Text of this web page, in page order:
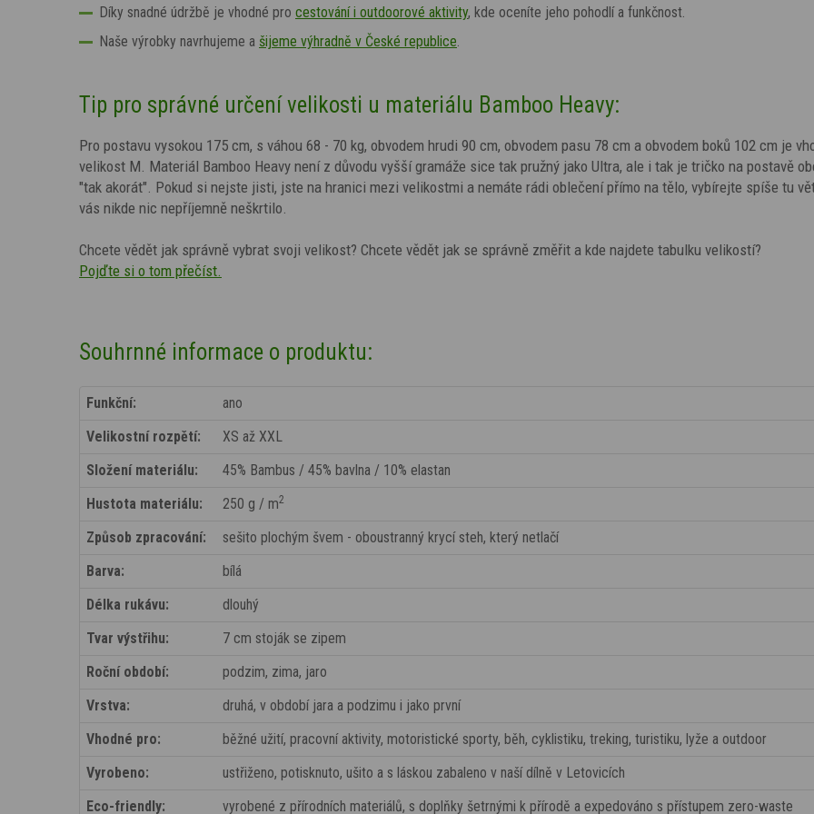
Díky snadné údržbě je vhodné pro cestování i outdoorové aktivity, kde oceníte jeho pohodlí a funkčnost.
Naše výrobky navrhujeme a šijeme výhradně v České republice.
Tip pro správné určení velikosti u materiálu Bamboo Heavy:
Pro postavu vysokou 175 cm, s váhou 68 - 70 kg, obvodem hrudi 90 cm, obvodem pasu 78 cm a obvodem boků 102 cm je
velikost M. Materiál Bamboo Heavy není z důvodu vyšší gramáže sice tak pružný jako Ultra, ale i tak je tričko na postavě
"tak akorát". Pokud si nejste jisti, jste na hranici mezi velikostmi a nemáte rádi oblečení přímo na tělo, vybírejte spíše tu
vás nikde nic nepříjemně neškrtilo.
Chcete vědět jak správně vybrat svoji velikost? Chcete vědět jak se správně změřit a kde najdete tabulku velikostí?
Pojďte si o tom přečíst.
Souhrnné informace o produktu:
Funkční:
ano
Velikostní rozpětí:
XS až XXL
Složení materiálu:
45% Bambus / 45% bavlna / 10% elastan
Hustota materiálu:
250 g / m2
Způsob zpracování:
sešito plochým švem - oboustranný krycí steh, který netlačí
Barva:
bílá
Délka rukávu:
dlouhý
Tvar výstřihu:
7 cm stoják se zipem
Roční období:
podzim, zima, jaro
Vrstva:
druhá, v období jara a podzimu i jako první
Vhodné pro:
běžné užití, pracovní aktivity, motoristické sporty, běh, cyklistiku, treking, turistiku, lyže a outdoor
Vyrobeno:
ustřiženo, potisknuto, ušito a s láskou zabaleno v naší dílně v Letovicích
Eco-friendly:
vyrobené z přírodních materiálů, s doplňky šetrnými k přírodě a expedováno s přístupem zero-waste